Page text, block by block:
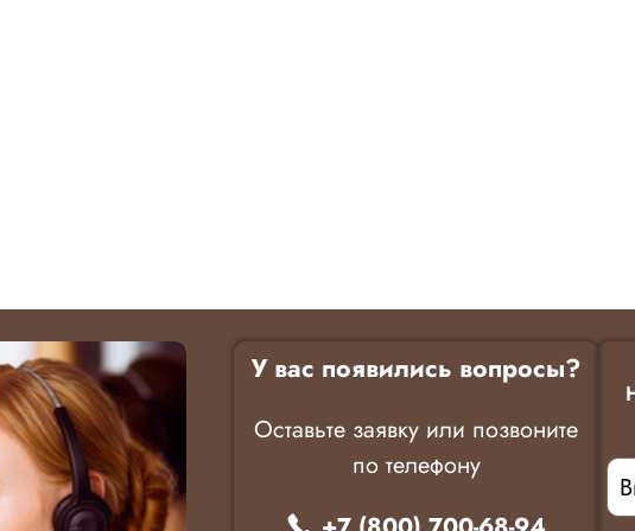
У вас появились вопросы?
Оставьте заявку или позвоните
по телефону